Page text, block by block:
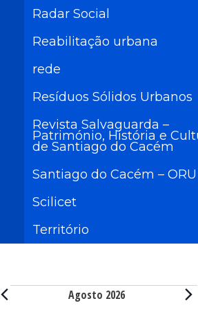
Radar Social
Reabilitação urbana
rede
Resíduos Sólidos Urbanos
Revista Salvaguarda –
Património, História e
de Santiago do Cacém
Santiago do Cacém – ORU
Scilicet
Território
EventosAgosto 2026